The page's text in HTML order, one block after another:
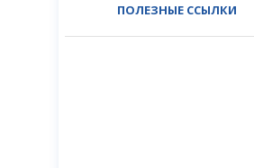
ПОЛЕЗНЫЕ ССЫЛКИ